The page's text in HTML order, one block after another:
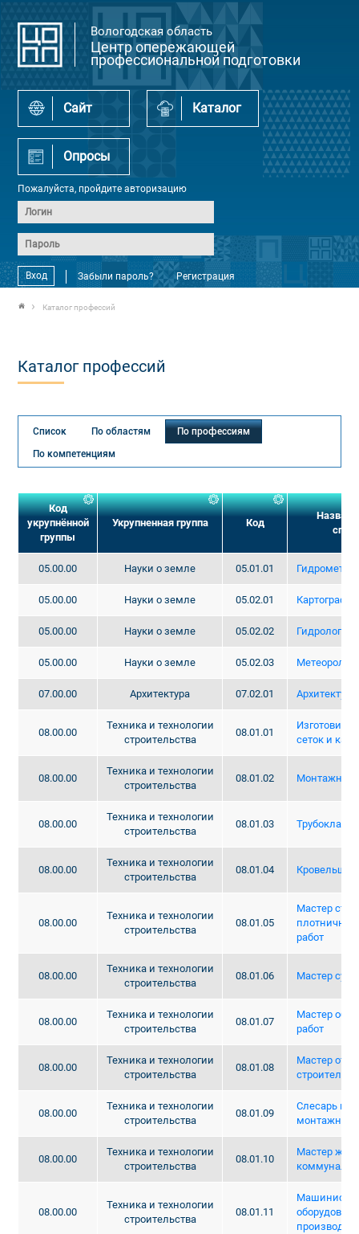
Вологодская область
Центр опережающей
профессиональной подготовки
Сайт Каталог
Опросы
Пожалуйста, пройдите авторизацию
Вход Забыли пароль? Регистрация
Каталог профессий
Каталог профессий
Список По областям
По профессиям
По компетенциям
Код
укрупнённой
группы
Укрупненная группа Код
05.00.00 Науки о земле 05.01.01
05.00.00 Науки о земле 05.02.01 Картография
05.00.00 Науки о земле 05.02.02 Гидрология
05.00.00 Науки о земле 05.02.03
07.00.00 Архитектура 07.02.01 Архитектура
08.00.00
Техника и технологии
строительства
08.01.01
сеток и
08.00.00
Техника и технологии
строительства
08.01.02 Монтажник
08.00.00
Техника и технологии
строительства
08.01.03 Трубоклад
08.00.00
Техника и технологии
строительства
08.01.04 Кровельщик
08.00.00
Техника и технологии
строительства
08.01.05
Мастер
работ
08.00.00
Техника и технологии
строительства
08.01.06 Мастер
08.00.00
Техника и технологии
строительства
08.01.07
Мастер
работ
08.00.00
Техника и технологии
строительства
08.01.08
Мастер
08.00.00
Техника и технологии
строительства
08.01.09
Слесарь по
монтажным
08.00.00
Техника и технологии
строительства
08.01.10
Мастер
08.00.00
Техника и технологии
строительства
08.01.11
Машинист